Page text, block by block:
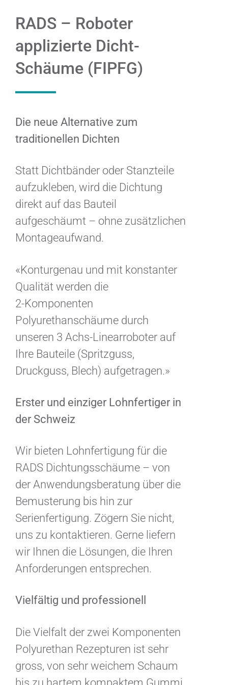
RADS – Roboter
applizierte Dicht-
Schäume (FIPFG)
Die neue Alternative zum
traditionellen Dichten
Statt Dichtbänder oder Stanzteile
aufzukleben, wird die Dichtung
direkt auf das Bauteil
aufgeschäumt – ohne zusätzlichen
Montageaufwand.
«Konturgenau und mit konstanter
Qualität werden die
2-Komponenten
Polyurethanschäume durch
unseren 3 Achs-Linearroboter auf
Ihre Bauteile (Spritzguss,
Druckguss, Blech) aufgetragen.»
Erster und einziger Lohnfertiger in
der Schweiz
Wir bieten Lohnfertigung für die
RADS Dichtungsschäume – von
der Anwendungsberatung über die
Bemusterung bis hin zur
Serienfertigung. Zögern Sie nicht,
uns zu kontaktieren. Gerne liefern
wir Ihnen die Lösungen, die Ihren
Anforderungen entsprechen.
Vielfältig und professionell
Die Vielfalt der zwei Komponenten
Polyurethan Rezepturen ist sehr
gross, von sehr weichem Schaum